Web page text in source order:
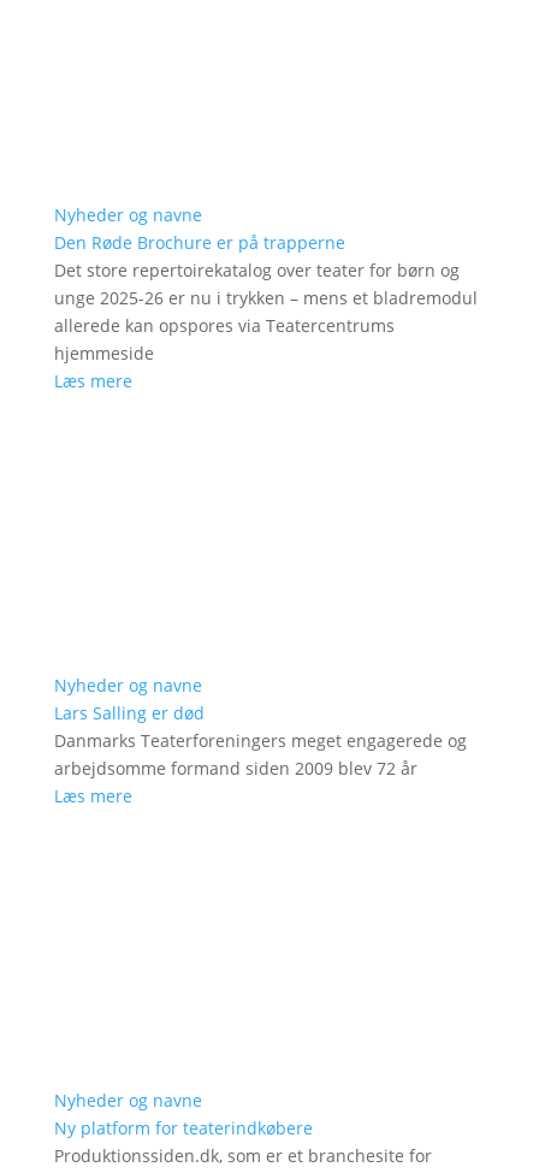
Nyheder og navne
Den Røde Brochure er på trapperne
Det store repertoirekatalog over teater for børn og
unge 2025-26 er nu i trykken – mens et bladremodul
allerede kan opspores via Teatercentrums
hjemmeside
Læs mere
Nyheder og navne
Lars Salling er død
Danmarks Teaterforeningers meget engagerede og
arbejdsomme formand siden 2009 blev 72 år
Læs mere
Nyheder og navne
Ny platform for teaterindkøbere
Produktionssiden.dk, som er et branchesite for